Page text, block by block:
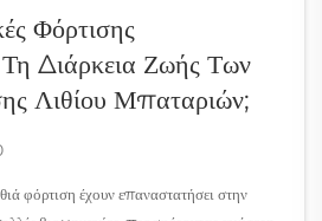
Φόρτισης
Διάρκεια Ζωής Των
Λιθίου Μπαταριών;
φόρτιση έχουν επαναστατήσει στην